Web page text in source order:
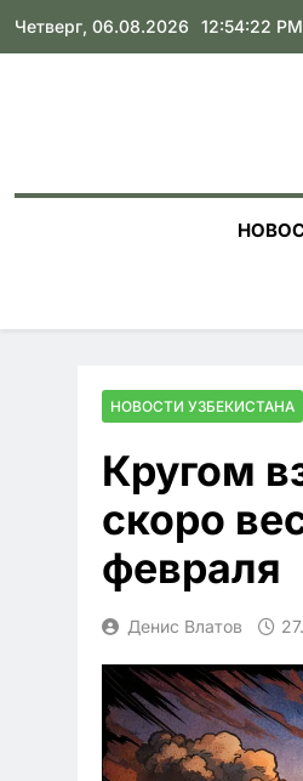
Skip
Четверг, 06.08.2026 12:54:24 PM
НОВОСТИ УЗБЕКИСТАНА
Кругом
скоро
февраля
Денис Влатов